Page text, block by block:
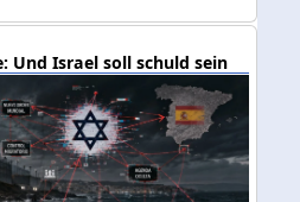
Und Israel soll schuld sein